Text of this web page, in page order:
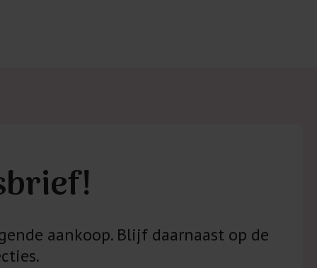
aankoop. Blijf daarnaast op de